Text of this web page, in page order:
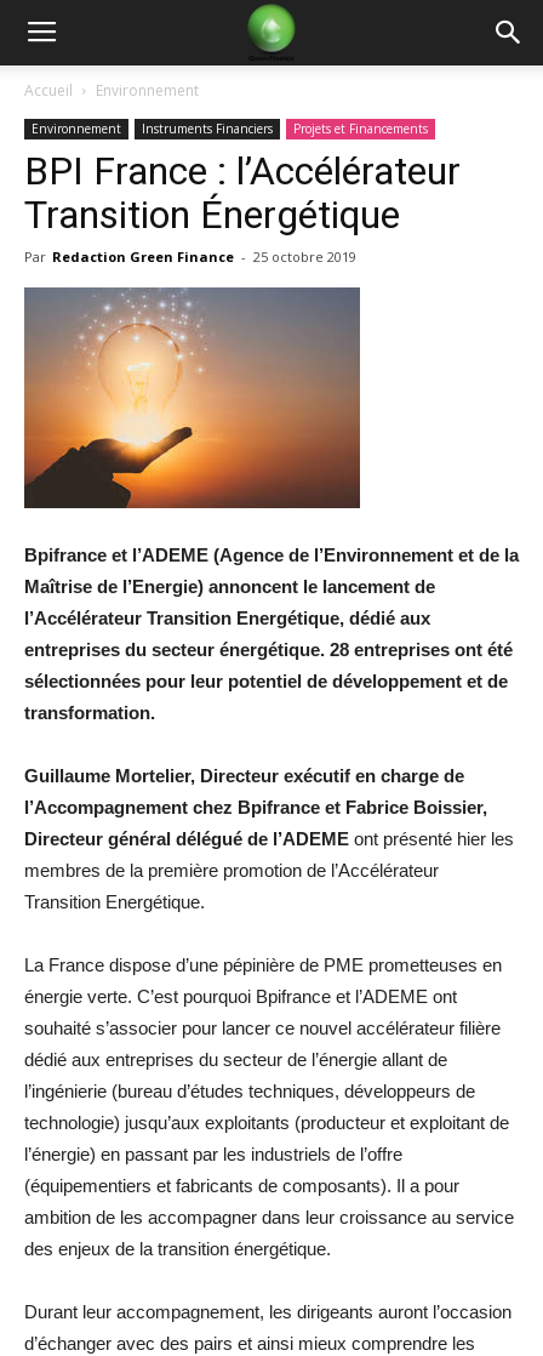
Green
Finance
Accueil Environnement
Environnement Instruments Financiers Projets et Financements
BPI France : l’Accélérateur
Transition Énergétique
Par Redaction Green Finance - 25 octobre 2019
Bpifrance et l’ADEME (Agence de l’Environnement et de la
Maîtrise de l’Energie) annoncent le lancement de
l’Accélérateur Transition Energétique, dédié aux
entreprises du secteur énergétique. 28 entreprises ont été
sélectionnées pour leur potentiel de développement et de
transformation.
Guillaume Mortelier, Directeur exécutif en charge de
l’Accompagnement chez Bpifrance et Fabrice Boissier,
Directeur général délégué de l’ADEME ont présenté hier les
membres de la première promotion de l’Accélérateur
Transition Energétique.
La France dispose d’une pépinière de PME prometteuses en
énergie verte. C’est pourquoi Bpifrance et l’ADEME ont
souhaité s’associer pour lancer ce nouvel accélérateur filière
dédié aux entreprises du secteur de l’énergie allant de
l’ingénierie (bureau d’études techniques, développeurs de
technologie) jusqu’aux exploitants (producteur et exploitant de
l’énergie) en passant par les industriels de l’offre
(équipementiers et fabricants de composants). Il a pour
ambition de les accompagner dans leur croissance au service
des enjeux de la transition énergétique.
Durant leur accompagnement, les dirigeants auront l’occasion
d’échanger avec des pairs et ainsi mieux comprendre les